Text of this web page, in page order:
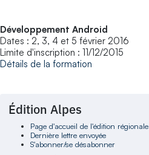
Développement Android
Dates : 2, 3, 4 et 5 février 2016
Limite d'inscription : 11/12/2015
Détails de la formation
Édition Alpes
Page d'accueil de l'édition régionale
Dernière lettre envoyée
S'abonner/se désabonner